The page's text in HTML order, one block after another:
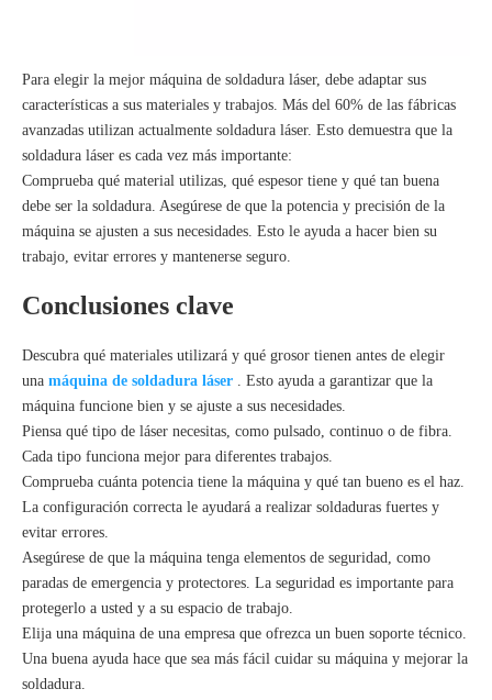
Para elegir la mejor máquina de soldadura láser, debe adaptar sus
características a sus materiales y trabajos. Más del 60% de las fábricas
avanzadas utilizan actualmente soldadura láser. Esto demuestra que la
soldadura láser es cada vez más importante:
Comprueba qué material utilizas, qué espesor tiene y qué tan buena
debe ser la soldadura. Asegúrese de que la potencia y precisión de la
máquina se ajusten a sus necesidades. Esto le ayuda a hacer bien su
trabajo, evitar errores y mantenerse seguro.
Conclusiones clave
Descubra qué materiales utilizará y qué grosor tienen antes de elegir
una máquina de soldadura láser
. Esto ayuda a garantizar que la
máquina funcione bien y se ajuste a sus necesidades.
Piensa qué tipo de láser necesitas, como pulsado, continuo o de fibra.
Cada tipo funciona mejor para diferentes trabajos.
Comprueba cuánta potencia tiene la máquina y qué tan bueno es el haz.
La configuración correcta le ayudará a realizar soldaduras fuertes y
evitar errores.
Asegúrese de que la máquina tenga elementos de seguridad, como
paradas de emergencia y protectores. La seguridad es importante para
protegerlo a usted y a su espacio de trabajo.
Elija una máquina de una empresa que ofrezca un buen soporte técnico.
Una buena ayuda hace que sea más fácil cuidar su máquina y mejorar la
soldadura.